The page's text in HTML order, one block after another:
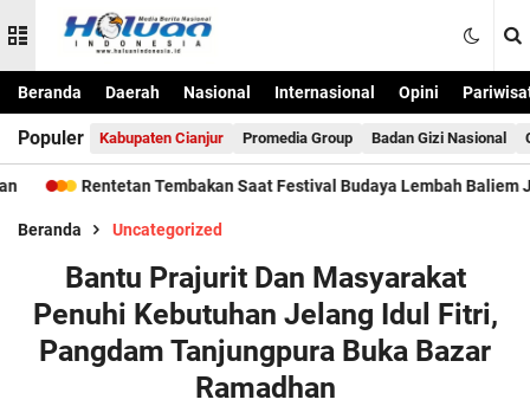
Beranda Daerah Nasional Internasional Opini
Populer Kabupaten Cianjur Promedia Group Badan Gizi Nasional
Rentetan Tembakan Saat Festival Budaya Lembah Baliem
Beranda Uncategorized
Bantu Prajurit Dan Masyarakat
Penuhi Kebutuhan Jelang Idul Fitri,
Pangdam Tanjungpura Buka Bazar
Ramadhan